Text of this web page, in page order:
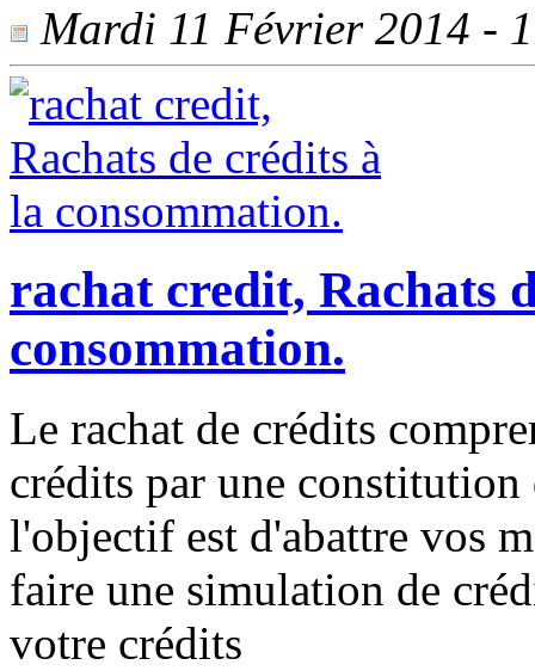
Mardi 11 Février 2014 -
rachat credit, Rachats
consommation.
Le rachat de crédits
crédits par une
l'objectif est d'abattre vos
faire une simulation de
votre crédits